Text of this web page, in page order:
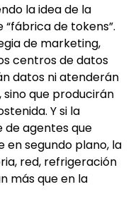
la idea de la
“fábrica de tokens”.
de marketing,
centros de datos
datos ni atenderán
que producirán
Y si la
de agentes que
segundo plano, la
red, refrigeración
más que en la